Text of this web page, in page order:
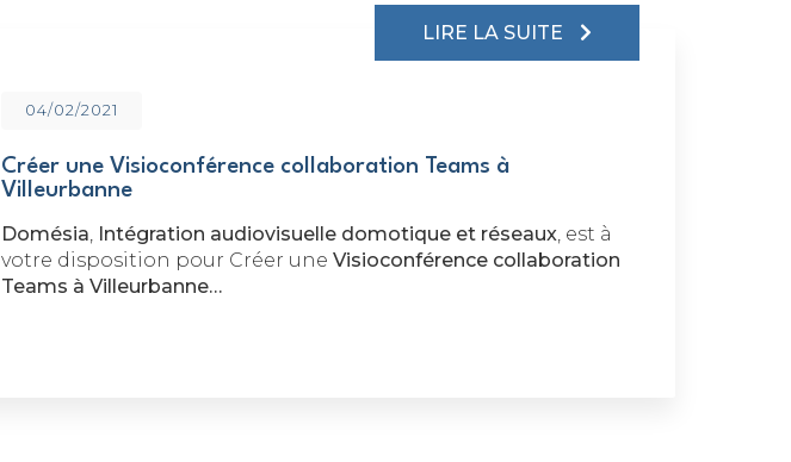
04/02/2021
Créer une Visioconférence collaboration Teams à
Villeurbanne
Domésia, Intégration audiovisuelle domotique et réseaux, est à
votre disposition pour Créer une Visioconférence collaboration
Teams à Villeurbanne…
LIRE LA SUITE